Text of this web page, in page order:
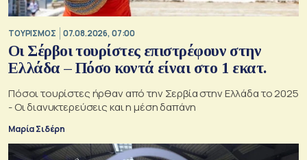
ΤΟΥΡΙΣΜΟΣ 07.08.2026, 07:00
Οι Σέρβοι τουρίστες επιστρέφουν στην
Ελλάδα – Πόσο κοντά είναι στο 1 εκατ.
Πόσοι τουρίστες ήρθαν από την Σερβία στην Ελλάδα το 2025
- Οι διανυκτερεύσεις και η μέση δαπάνη
Μαρία Σιδέρη